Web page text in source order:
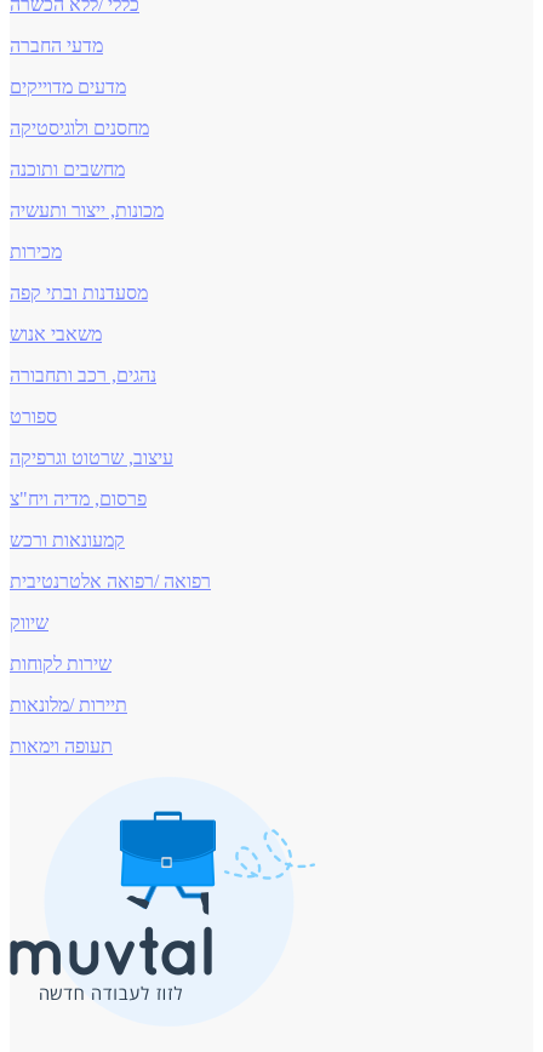
כללי /ללא הכשרה
מדעי החברה
מדעים מדוייקים
מחסנים ולוגיסטיקה
מחשבים ותוכנה
מכונות, ייצור ותעשיה
מכירות
מסעדנות ובתי קפה
משאבי אנוש
נהגים, רכב ותחבורה
ספורט
עיצוב, שרטוט וגרפיקה
פרסום, מדיה ויח"צ
קמעונאות ורכש
רפואה /רפואה אלטרנטיבית
שיווק
שירות לקוחות
תיירות /מלונאות
תעופה וימאות